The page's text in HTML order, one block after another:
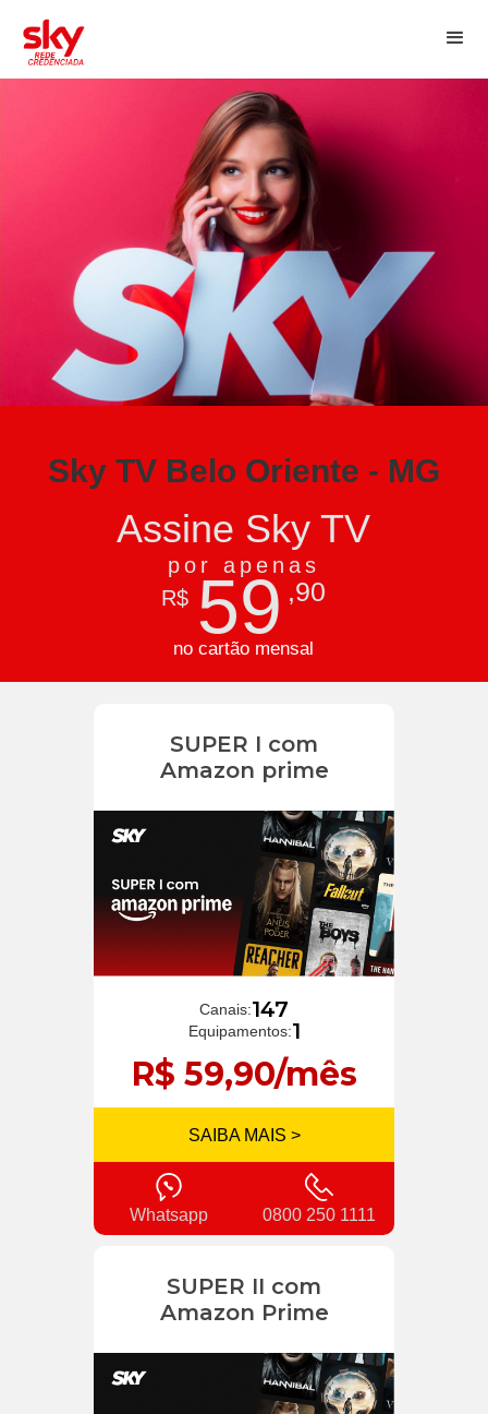
Sky TV Belo Oriente - MG
Assine Sky TV
por apenas
R$ 59 ,90
no cartão mensal
SUPER I com
Amazon prime
Canais:147
Equipamentos:1
R$ 59,90/mês
SAIBA MAIS >
Whatsapp 0800 250 1111
SUPER II com
Amazon Prime